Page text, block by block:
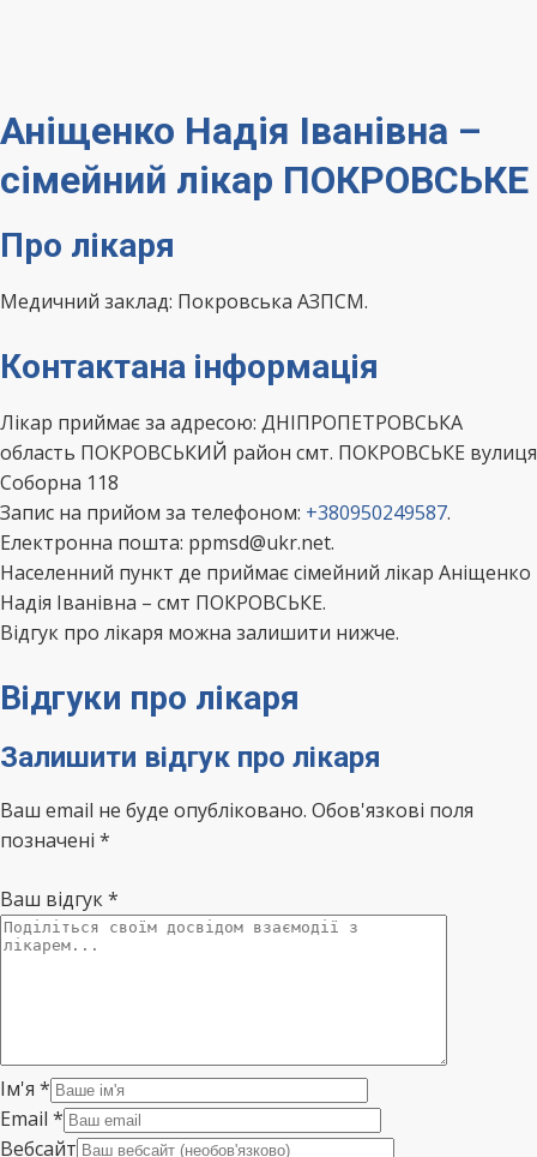
Аніщенко Надія Іванівна –
сімейний лікар ПОКРОВСЬКЕ
Про лікаря
Медичний заклад: Покровська АЗПСМ.
Контактана інформація
Лікар приймає за адресою: ДНІПРОПЕТРОВСЬКА
область ПОКРОВСЬКИЙ район смт. ПОКРОВСЬКЕ вулиця
Соборна 118
Запис на прийом за телефоном: +380950249587.
Електронна пошта: ppmsd@ukr.net.
Населенний пункт де приймає сімейний лікар Аніщенко
Надія Іванівна – смт ПОКРОВСЬКЕ.
Відгук про лікаря можна залишити нижче.
Відгуки про лікаря
Залишити відгук про лікаря
Ваш email не буде опубліковано. Обов'язкові поля
позначені *
Ваш відгук*
Ім'я *
Email *
Вебсайт